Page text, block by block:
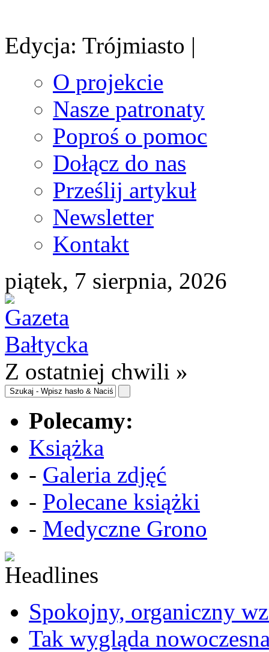
Edycja: Trójmiasto |
O projekcie
Nasze patronaty
Poproś o pomoc
Dołącz do nas
Prześlij artykuł
Newsletter
Kontakt
piątek, 7 sierpnia, 2026
Z ostatniej chwili »
Polecamy:
Książka
- Galeria zdjęć
- Polecane książki
- Medyczne Grono
Spokojny, organiczny
Tak wygląda